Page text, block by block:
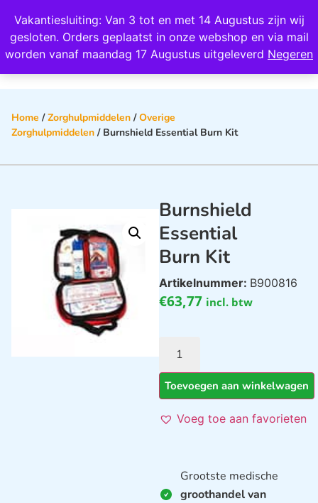
Vakantiesluiting: Van 3 tot en met 14 Augustus zijn wij
gesloten. Orders geplaatst in onze webshop en via mail
worden vanaf maandag 17 Augustus uitgeleverd Negeren
Wij scoren een 4,8 op Google
Home /Zorghulpmiddelen /Overige
Zorghulpmiddelen / Burnshield Essential Burn Kit
Burnshield
Essential
Burn Kit
Artikelnummer: B900816
€63,77 incl. btw
Toevoegen aan winkelwagen
Voeg toe aan favorieten
Grootste medische
groothandel van